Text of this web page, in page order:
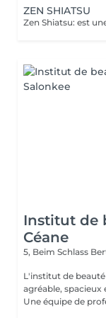
ZEN SHIATSU
Institut de
Céane
5, Beim Schlass
L'institut de
agréable, spacieux
Une équipe de